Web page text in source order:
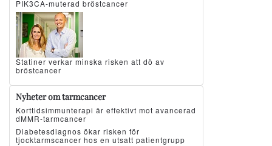
PIK3CA-muterad bröstcancer
Statiner verkar minska risken att dö av
bröstcancer
Nyheter om tarmcancer
Korttidsimmunterapi är effektivt mot avancerad
dMMR-tarmcancer
Diabetesdiagnos ökar risken för
tjocktarmscancer hos en utsatt patientgrupp